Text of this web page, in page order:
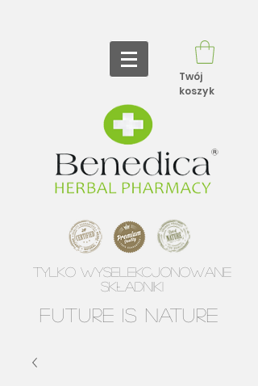
Twój
koszyk
TYLKO WYSELEKCJONOWANE
SKŁADNIKI
future is nature